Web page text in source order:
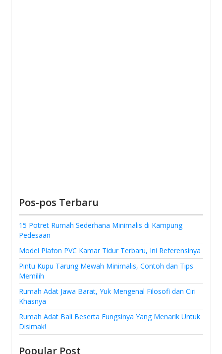
Pos-pos Terbaru
15 Potret Rumah Sederhana Minimalis di Kampung
Pedesaan
Model Plafon PVC Kamar Tidur Terbaru, Ini Referensinya
Pintu Kupu Tarung Mewah Minimalis, Contoh dan Tips
Memilih
Rumah Adat Jawa Barat, Yuk Mengenal Filosofi dan Ciri
Khasnya
Rumah Adat Bali Beserta Fungsinya Yang Menarik Untuk
Disimak!
Popular Post